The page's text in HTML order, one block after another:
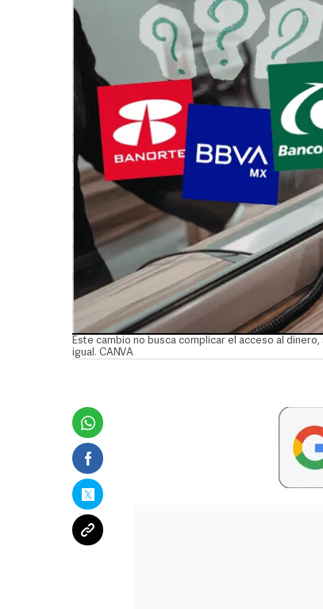
Este cambio no busca complicar el acceso al
igual. CANVA